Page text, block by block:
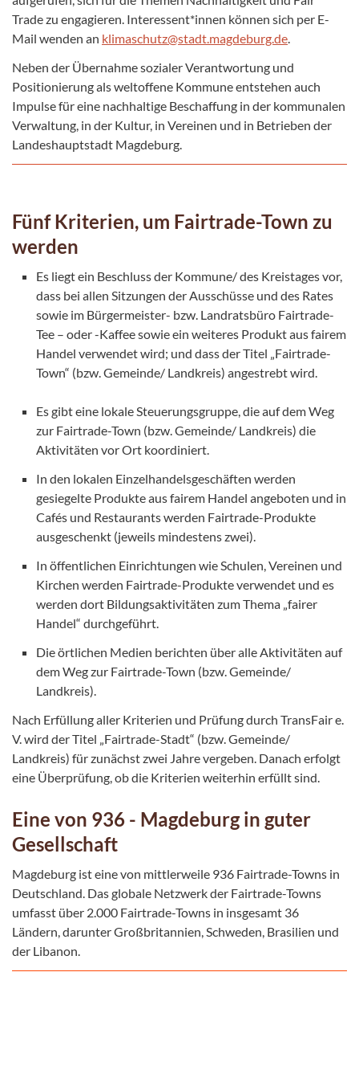
Trade zu engagieren. Interessent*innen können sich per E-
Mail wenden an klimaschutz@stadt.magdeburg.de
Neben der Übernahme sozialer Verantwortung und
Positionierung als weltoffene Kommune entstehen auch
Impulse für eine nachhaltige Beschaffung in der kommunalen
Verwaltung, in der Kultur, in Vereinen und in Betrieben der
Landeshauptstadt Magdeburg.
Fünf Kriterien, um Fairtrade-Town zu
werden
Es liegt ein Beschluss der Kommune/ des Kreistages vor,
dass bei allen Sitzungen der Ausschüsse und des Rates
sowie im Bürgermeister- bzw. Landratsbüro Fairtrade-
Tee – oder -Kaffee sowie ein weiteres Produkt aus fairem
Handel verwendet wird; und dass der Titel „Fairtrade-
Town“ (bzw. Gemeinde/ Landkreis) angestrebt wird.
Es gibt eine lokale Steuerungsgruppe, die auf dem Weg
zur Fairtrade-Town (bzw. Gemeinde/ Landkreis) die
Aktivitäten vor Ort koordiniert.
In den lokalen Einzelhandelsgeschäften werden
gesiegelte Produkte aus fairem Handel angeboten und in
Cafés und Restaurants werden Fairtrade-Produkte
ausgeschenkt (jeweils mindestens zwei).
In öffentlichen Einrichtungen wie Schulen, Vereinen und
Kirchen werden Fairtrade-Produkte verwendet und es
werden dort Bildungsaktivitäten zum Thema „fairer
Handel“ durchgeführt.
Die örtlichen Medien berichten über alle Aktivitäten auf
dem Weg zur Fairtrade-Town (bzw. Gemeinde/
Landkreis).
Nach Erfüllung aller Kriterien und Prüfung durch TransFair e.
V. wird der Titel „Fairtrade-Stadt“ (bzw. Gemeinde/
Landkreis) für zunächst zwei Jahre vergeben. Danach erfolgt
eine Überprüfung, ob die Kriterien weiterhin erfüllt sind.
Eine von 936 - Magdeburg in guter
Gesellschaft
Magdeburg ist eine von mittlerweile 936 Fairtrade-Towns in
Deutschland. Das globale Netzwerk der Fairtrade-Towns
umfasst über 2.000 Fairtrade-Towns in insgesamt 36
Ländern, darunter Großbritannien, Schweden, Brasilien und
der Libanon.